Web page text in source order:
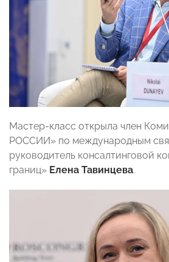
Мастер-класс открыла член
РОССИИ» по международным
руководитель консалтинговой
границ» Елена Тавинцева.